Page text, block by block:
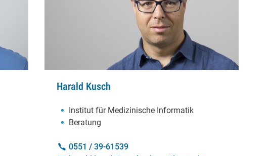
Harald Kusch
Schwerpunkte:
Institut für Medizinische Informatik
Beratung
Kontakt:
Telefon:
0551 / 39-61539